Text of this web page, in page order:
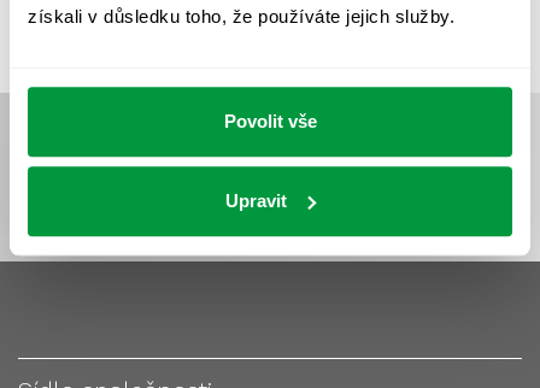
získali v důsledku toho, že používáte jejich služby.
Povolit vše
Upravit